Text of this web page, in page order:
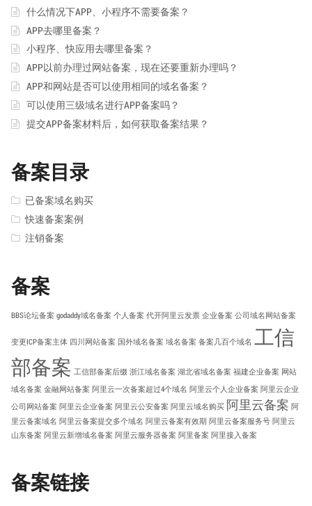
什么情况下APP、小程序不需要备案？
APP去哪里备案？
小程序、快应用去哪里备案？
APP以前办理过网站备案，现在还要重新办理吗？
APP和网站是否可以使用相同的域名备案？
可以使用三级域名进行APP备案吗？
提交APP备案材料后，如何获取备案结果？
备案目录
已备案域名购买
快速备案案例
注销备案
备案
BBS论坛备案 godaddy域名备案 个人备案 代开阿里云发票 企业备案 公司域名网站备案
变更ICP备案主体 四川网站备案 国外域名备案 域名备案 备案几百个域名 工信
部备案 工信部备案后缀 浙江域名备案 湖北省域名备案 福建企业备案 网站
域名备案 金融网站备案 阿里云一次备案超过4个域名 阿里云个人企业备案 阿里云企业
公司网站备案 阿里云企业备案 阿里云公安备案 阿里云域名购买 阿里云备案 阿
里云备案域名 阿里云备案提交多个域名 阿里云备案有效期 阿里云备案服务号 阿里云
山东备案 阿里云新增域名备案 阿里云服务器备案 阿里备案 阿里接入备案
备案链接